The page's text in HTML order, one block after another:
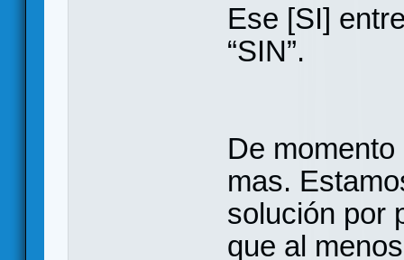
Ese [SI]
“SIN”.
De
mas.
solución por
que al